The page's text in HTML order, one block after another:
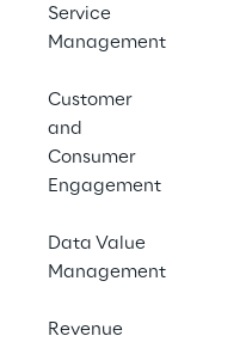
Service
Management
Customer
and
Consumer
Engagement
Data Value
Management
Revenue
Kontaktieren